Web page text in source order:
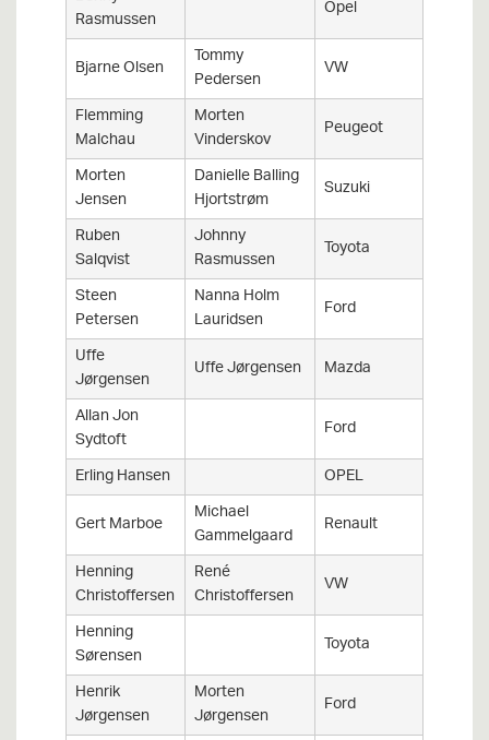
Rasmussen Opel
Bjarne Olsen
Tommy
Pedersen VW
Flemming
Malchau
Morten
Vinderskov Peugeot
Morten
Jensen
Danielle Balling
Hjortstrøm Suzuki
Ruben
Salqvist
Johnny
Rasmussen Toyota
Steen
Petersen
Nanna Holm
Lauridsen Ford
Uffe
Jørgensen Uffe Jørgensen Mazda
Allan Jon
Sydtoft Ford
Erling Hansen
OPEL
Gert Marboe
Michael
Gammelgaard Renault
Henning
Christoffersen
René
Christoffersen VW
Henning
Sørensen Toyota
Henrik
Jørgensen
Morten
Jørgensen Ford